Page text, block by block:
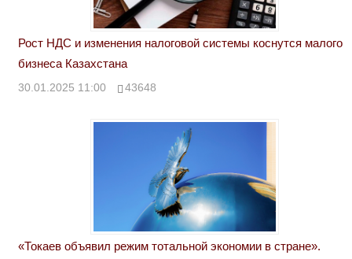
Рост НДС и изменения налоговой системы коснутся малого
бизнеса Казахстана
30.01.2025 11:00 43648
«Токаев объявил режим тотальной экономии в стране».